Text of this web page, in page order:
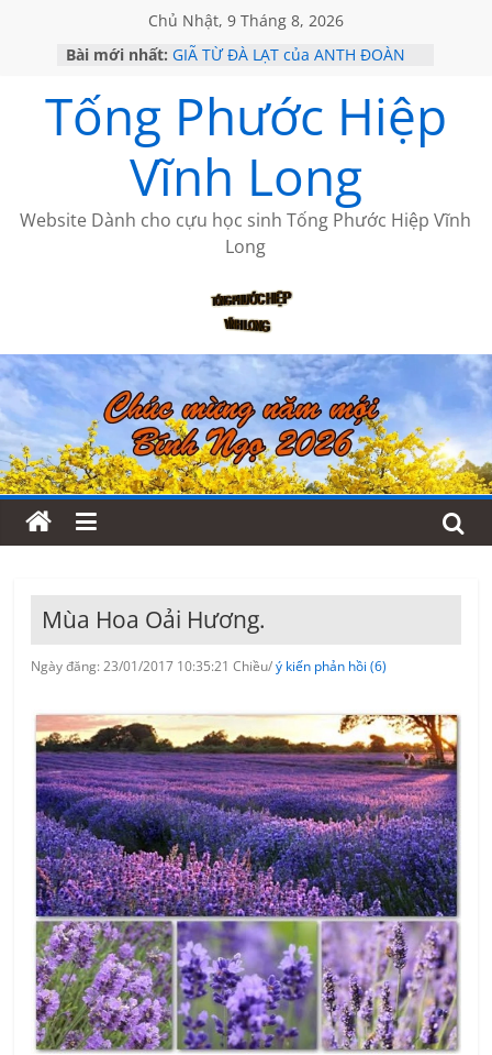
Chủ Nhật, 9 Tháng 8, 2026
Bài mới nhất: GIÃ TỪ ĐÀ LẠT của ANTH ĐOÀN
KHÔNG ĐỀ 20 CỦA THÁI LÃO
KHÔNG ĐỀ 19 CỦA THÁI LÃO
CHÙM THƠ CỦA BÍCH HÀ
Tống Phước Hiệp
Vĩnh Long
Website Dành cho cựu học sinh Tống Phước Hiệp Vĩnh
Long
Mùa Hoa Oải Hương.
Ngày đăng: 23/01/2017 10:35:21 Chiều/ý kiến phản hồi (6)